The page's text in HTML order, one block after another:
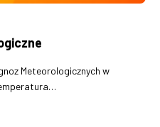
Meteorologicznych w